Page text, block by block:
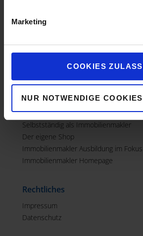
Marketing
COOKIES
NUR NOTWENDIGE
Beruf mit Zukunft
Immobilienmakler Gehalt
Wie wird man Immobilienmakler?
Immobilienmakler Quereinsteiger
Selbstständig als Immobilienmakler
Der eigene Shop
Immobilienmakler Ausbildung im Fokus
Immobilienmakler Homepage
Rechtliches
Impressum
Datenschutz